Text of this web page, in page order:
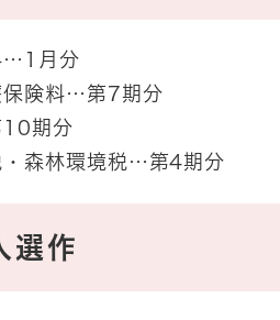
…1月分
保険料…第7期分
期分
・森林環境税…第4期分
選作